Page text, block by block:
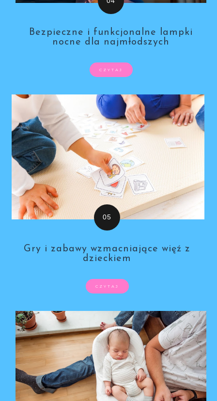
Bezpieczne i funkcjonalne lampki
nocne dla najmłodszych
CZYTAJ
Gry i zabawy wzmacniające więź z
dzieckiem
CZYTAJ